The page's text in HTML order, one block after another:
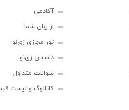
آکادمی
از زبان شما
تور مجازی زی‌نو
داستان زی‌نو
سوالات متداول
کاتالوگ و لیست